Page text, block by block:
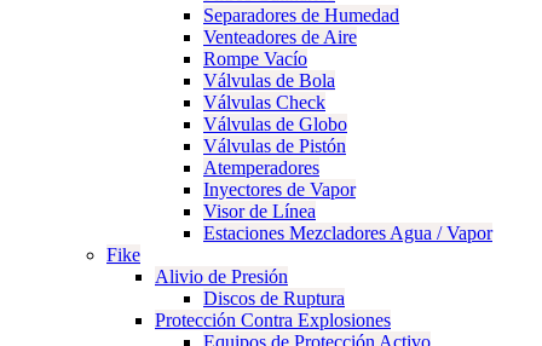
Separadores de Humedad
Venteadores de Aire
Rompe Vacío
Válvulas de Bola
Válvulas Check
Válvulas de Globo
Válvulas de Pistón
Atemperadores
Inyectores de Vapor
Visor de Línea
Estaciones Mezcladores Agua / Vapor
Fike
Alivio de Presión
Discos de Ruptura
Protección Contra Explosiones
Equipos de Protección Activo